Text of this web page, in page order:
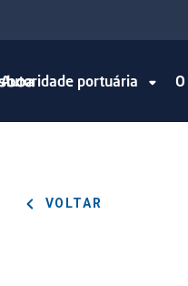
Autoridade portuária
VOLTAR